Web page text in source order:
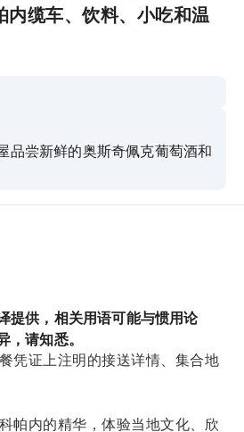
内缆车、饮料、小吃和温
品尝新鲜的奥斯奇佩克葡萄酒和
活力的市场，那里充满了独特的
利集合点带来的无缝体验
提供，相关用语可能与惯用论
请知悉。
凭证上注明的接送详情、集合地
帕内的精华，体验当地文化、欣